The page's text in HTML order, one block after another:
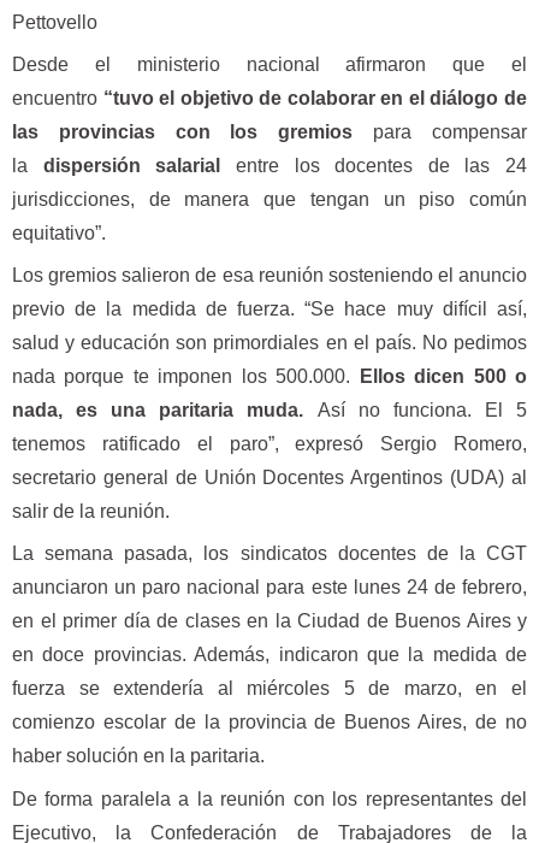
Pettovello
Desde el ministerio nacional afirmaron que el
encuentro “tuvo el objetivo de colaborar en el diálogo de
las provincias con los gremios para compensar
la dispersión salarial entre los docentes de las 24
jurisdicciones, de manera que tengan un piso común
equitativo”.
Los gremios salieron de esa reunión sosteniendo el anuncio
previo de la medida de fuerza. “Se hace muy difícil así,
salud y educación son primordiales en el país. No pedimos
nada porque te imponen los 500.000. Ellos dicen 500 o
nada, es una paritaria muda. Así no funciona. El 5
tenemos ratificado el paro”, expresó Sergio Romero,
secretario general de Unión Docentes Argentinos (UDA) al
salir de la reunión.
La semana pasada, los sindicatos docentes de la CGT
anunciaron un paro nacional para este lunes 24 de febrero,
en el primer día de clases en la Ciudad de Buenos Aires y
en doce provincias. Además, indicaron que la medida de
fuerza se extendería al miércoles 5 de marzo, en el
comienzo escolar de la provincia de Buenos Aires, de no
haber solución en la paritaria.
De forma paralela a la reunión con los representantes del
Ejecutivo, la Confederación de Trabajadores de la